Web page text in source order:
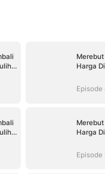
Harga
Episode
Harga
Episode